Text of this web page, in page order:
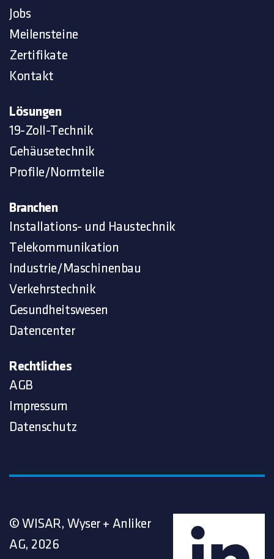
Jobs
Meilensteine
Zertifikate
Kontakt
Lösungen
19-Zoll-Technik
Gehäusetechnik
Profile/Normteile
Branchen
Installations- und Haustechnik
Telekommunikation
Industrie/Maschinenbau
Verkehrstechnik
Gesundheitswesen
Datencenter
Rechtliches
AGB
Impressum
Datenschutz
© WISAR, Wyser + Anliker
AG, 2026